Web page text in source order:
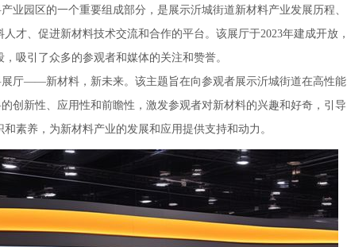
业园区的一个重要组成部分，是展示沂城街道新材料产业发展历程、
才、促进新材料技术交流和合作的平台。该展厅于2023年建成开放，
吸引了众多的参观者和媒体的关注和赞誉。
厅——新材料，新未来。该主题旨在向参观者展示沂城街道在高性能
创新性、应用性和前瞻性，激发参观者对新材料的兴趣和好奇，引导
素养，为新材料产业的发展和应用提供支持和动力。